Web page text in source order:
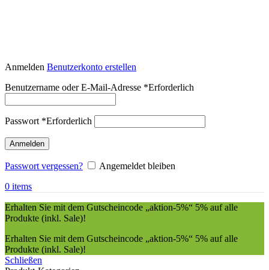
Anmelden Benutzerkonto erstellen
Benutzername oder E-Mail-Adresse *Erforderlich
Passwort *Erforderlich
Anmelden
Passwort vergessen?
Angemeldet bleiben
0 items
Erhalten Sie mit dem Gutscheincode „aktion-5%“ 5% auf alle
Produkte (inkl. Sale)!
Erhalten Sie mit dem Gutscheincode „aktion-5%“ 5% auf alle
Produkte (inkl. Sale)!
Schließen